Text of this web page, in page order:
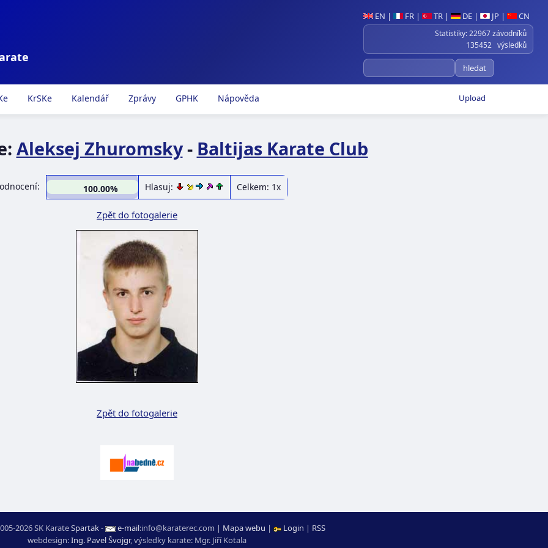
EN | FR | TR | DE | JP | CN
Statistiky: 22967 závodníků
135452 výsledků
Upload
KrSKe Kalendář Zprávy GPHK Nápověda
Aleksej Zhuromsky- Baltijas Karate Club
100.00% Hlasuj: Celkem: 1x
Zpět do fotogalerie
Zpět do fotogalerie
2026 SK KarateSpartak- e-mail:moc.ceretarak@ofni | Mapa webu | Login | RSS
webdesign:Ing. Pavel Švojgr,výsledky karate: Mgr. Jiří Kotala